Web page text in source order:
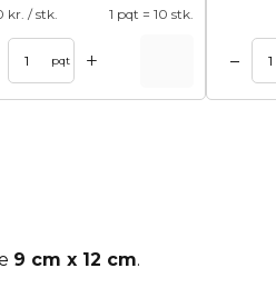
kr. / stk. 1 pqt = 10 stk.
pqt + –
Tilføj til kurv
9 cm x 12 cm.